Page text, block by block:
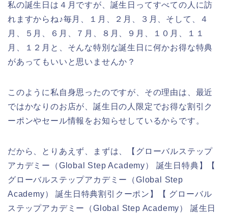
私の誕生日は４月ですが、誕生日ってすべての人に訪
れますからね♪毎月、１月、２月、３月、そして、４
月、５月、６月、７月、８月、９月、１０月、１１
月、１２月と、そんな特別な誕生日に何かお得な特典
があってもいいと思いませんか？
このように私自身思ったのですが、その理由は、最近
ではかなりのお店が、誕生日の人限定でお得な割引ク
ーポンやセール情報をお知らせしているからです。
だから、とりあえず、まずは、【グローバルステップ
アカデミー（Global Step Academy） 誕生日特典】【
グローバルステップアカデミー（Global Step
Academy） 誕生日特典割引クーポン】【 グローバル
ステップアカデミー（Global Step Academy） 誕生日